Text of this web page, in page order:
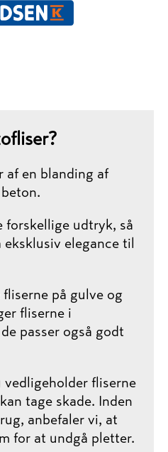
af en blanding af
forskellige udtryk, så
elegance til
på gulve og
fliserne i
passer også godt
fliserne
tage skade. Inden
anbefaler vi, at
for at undgå pletter.